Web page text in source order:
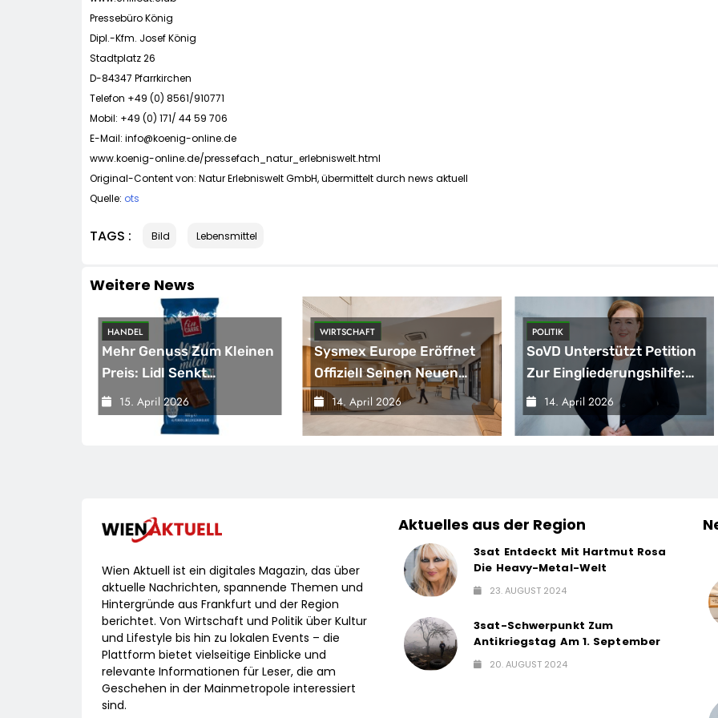
Pressebüro König
Dipl.-Kfm. Josef König
Stadtplatz 26
D-84347 Pfarrkirchen
Telefon +49 (0) 8561/910771
Mobil: +49 (0) 171/ 44 59 706
E-Mail: info@koenig-online.de
www.koenig-online.de/pressefach_natur_erlebniswelt.html
Original-Content von: Natur Erlebniswelt GmbH, übermittelt durch news aktuell
Quelle: ots
TAGS : Bild Lebensmittel
Weitere News
HANDEL
Mehr Genuss Zum Kleinen
Preis: Lidl Senkt
Dauerhaft Die Preise Für
Schokolade / 26
Schokoladenartikel Jetzt
15. April 2026
WIRTSCHAFT
Sysmex Europe Eröffnet
Offiziell Seinen Neuen
Campus In Hamburg Und
Setzt Damit Neue
Maßstäbe Für
14. April 2026
POLITIK
SoVD Unterstützt Petition
Zur Eingliederungshilfe:
Teilhabe Darf Nicht Unter
Sparvorbehalt Geraten
14. April 2026
Wien Aktuell ist ein digitales Magazin, das über
aktuelle Nachrichten, spannende Themen und
Hintergründe aus Frankfurt und der Region
berichtet. Von Wirtschaft und Politik über Kultur
und Lifestyle bis hin zu lokalen Events – die
Plattform bietet vielseitige Einblicke und
relevante Informationen für Leser, die am
Geschehen in der Mainmetropole interessiert
sind.
Aktuelles aus der Region
3sat Entdeckt Mit Hartmut Rosa
Die Heavy-Metal-Welt
23. AUGUST 2024
3sat-Schwerpunkt Zum
Antikriegstag Am 1. September
20. AUGUST 2024